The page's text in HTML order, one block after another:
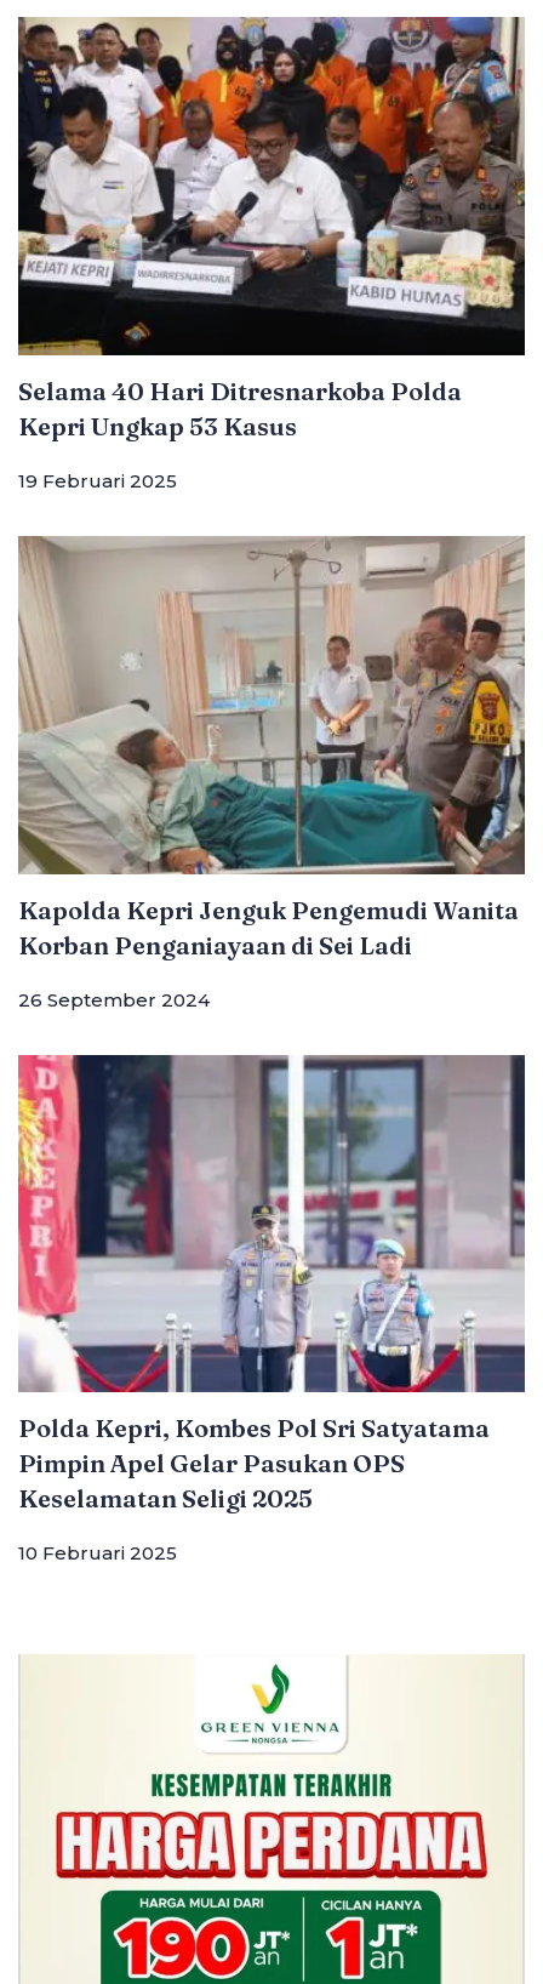
Selama 40 Hari Ditresnarkoba Polda
Kepri Ungkap 53 Kasus
19 Februari 2025
Kapolda Kepri Jenguk Pengemudi Wanita
Korban Penganiayaan di Sei Ladi
26 September 2024
Polda Kepri, Kombes Pol Sri Satyatama
Pimpin Apel Gelar Pasukan OPS
Keselamatan Seligi 2025
10 Februari 2025